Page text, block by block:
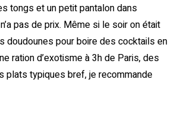
tongs et un petit pantalon dans
pas de prix. Même si le soir on était
doudounes pour boire des cocktails en
ration d’exotisme à 3h de Paris, des
plats typiques bref, je recommande